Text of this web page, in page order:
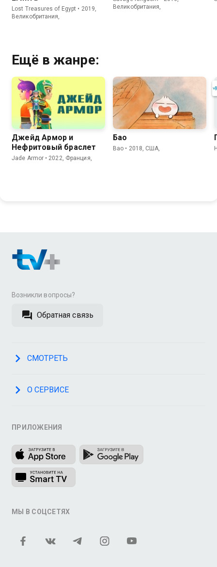
Lost Treasures of Egypt • 2019,
Великобритания,
Великобритания,
Ещё в жанре:
Джейд Армор и
Нефритовый браслет
Jade Armor • 2022, Франция,
Бао
Bao • 2018, США,
Возникли вопросы?
Обратная связь
СМОТРЕТЬ
О СЕРВИСЕ
ПРИЛОЖЕНИЯ
МЫ В СОЦСЕТЯХ